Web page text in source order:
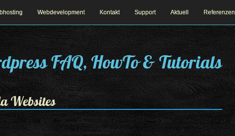
Webdevelopment Kontakt Support Aktuell Referenzen
FAQ, HowTo & Tutorials
Websites